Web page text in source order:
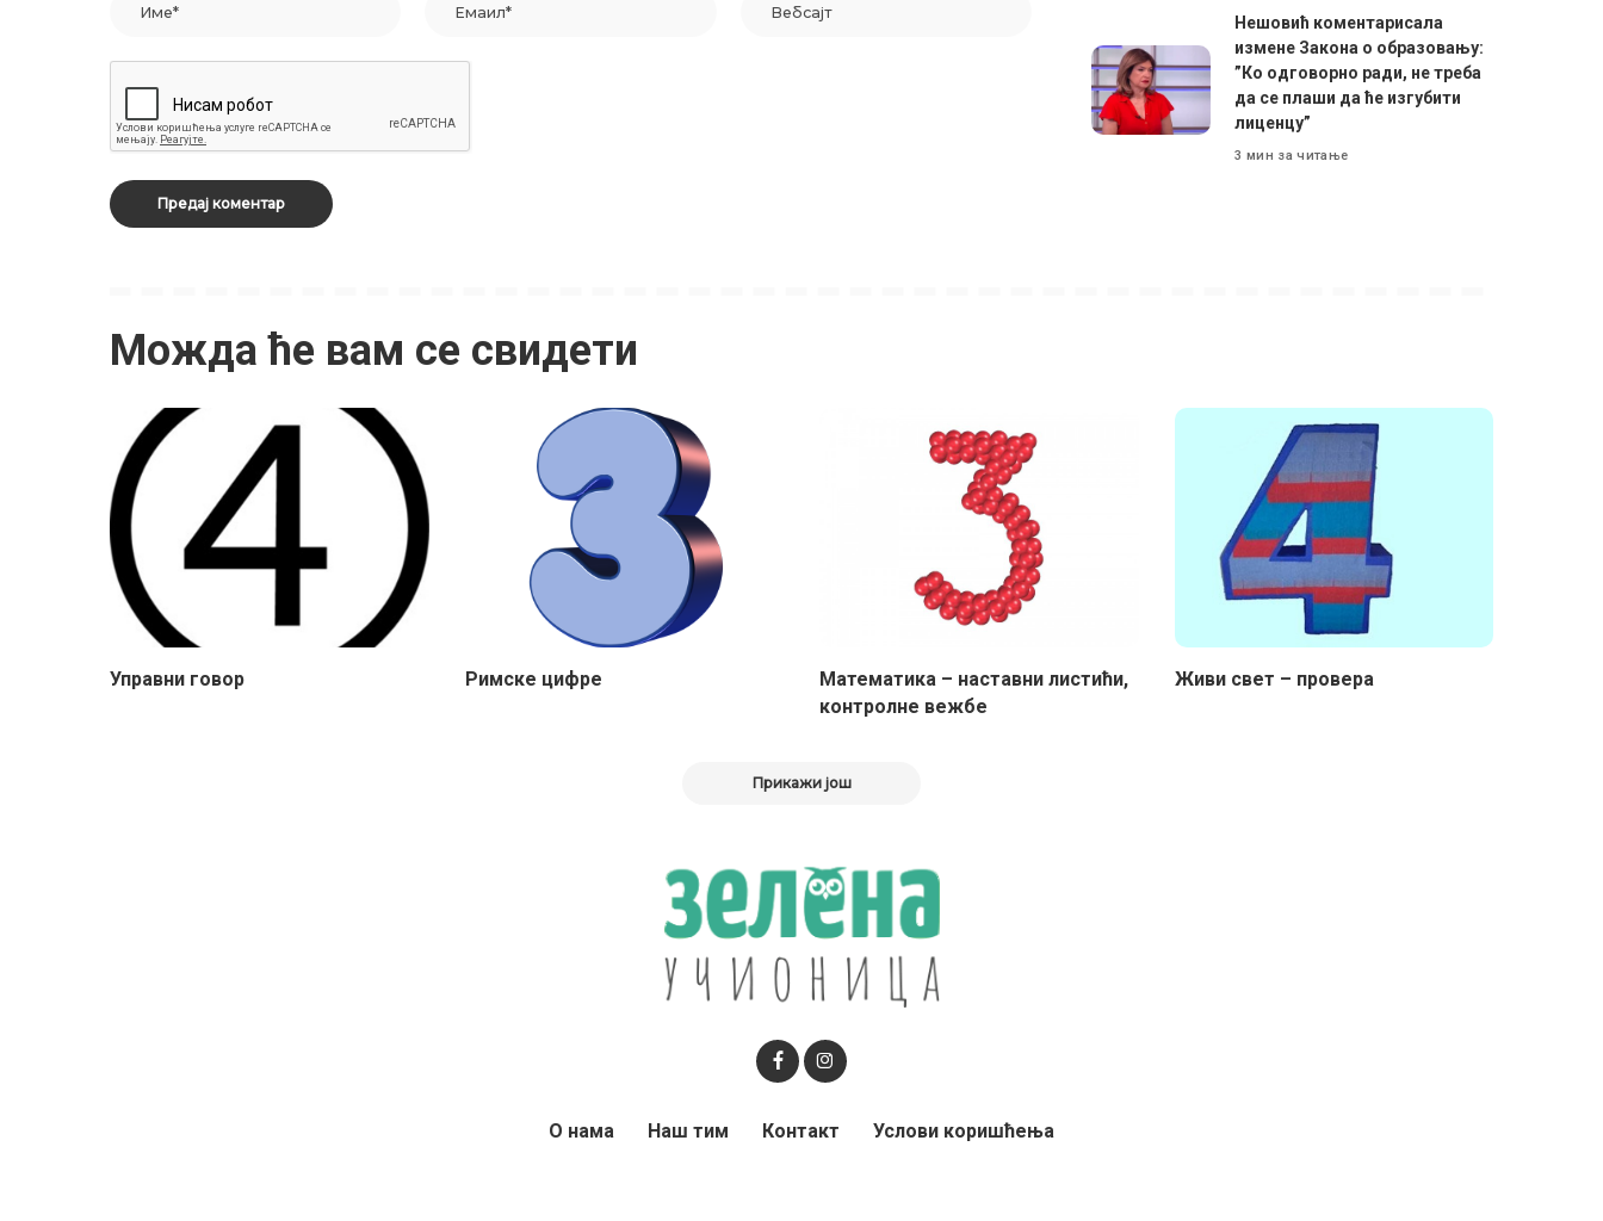
Нешовић коментарисала
измене Закона о образовању:
”Ко одговорно ради, не треба
да се плаши да ће изгубити
лиценцу”
3 мин за читање
Можда ће вам се свидети
Управни говор Римске цифре
Математика – наставни листићи,
контролне вежбе
Живи свет – провера
Прикажи још
О нама Наш тим Контакт Услови коришћења